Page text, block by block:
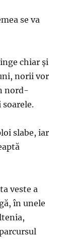
se va
chiar și
norii vor
nord-
slabe, iar
veste a
în unele